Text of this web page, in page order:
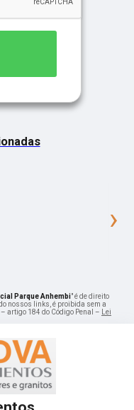
›
Parque Anhembi" é de direito
nossos links, é proibida sem a
artigo 184 do Código Penal –
Lei